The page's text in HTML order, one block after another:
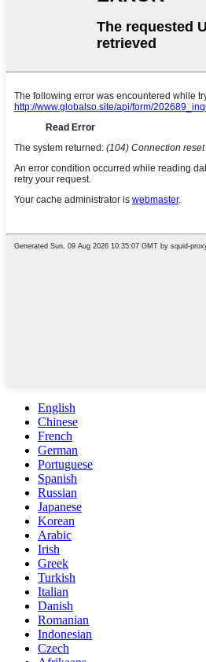
English
Chinese
French
German
Portuguese
Spanish
Russian
Japanese
Korean
Arabic
Irish
Greek
Turkish
Italian
Danish
Romanian
Indonesian
Czech